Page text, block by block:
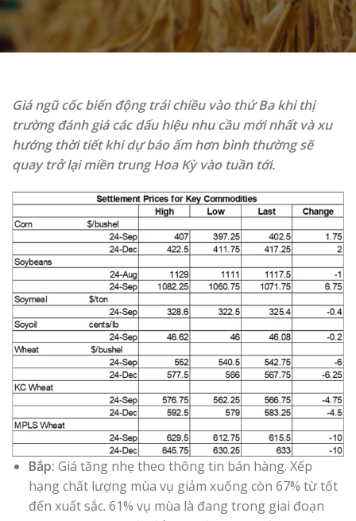
Giá ngũ cốc biến động trái chiều vào thứ Ba khi thị
trường đánh giá các dấu hiệu nhu cầu mới nhất và xu
hướng thời tiết khi dự báo ấm hơn bình thường sẽ
quay trở lại miền trung Hoa Kỳ vào tuần tới.
Bắp: Giá tăng nhẹ theo thông tin bán hàng. Xếp
hạng chất lượng mùa vụ giảm xuống còn 67% từ tốt
đến xuất sắc. 61% vụ mùa là đang trong giai đoạn